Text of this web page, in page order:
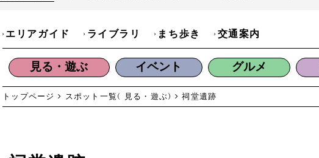
エリアガイド ライブラリ まち歩き 交通案内
見る・遊ぶ イベント グルメ
トップページ スポット一覧( 見る・遊ぶ) 祠堂遺跡